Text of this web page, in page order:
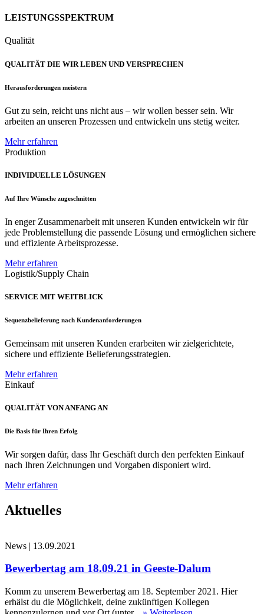
LEISTUNGSSPEKTRUM
Qualität
QUALITÄT DIE WIR LEBEN UND VERSPRECHEN
Herausforderungen meistern
Gut zu sein, reicht uns nicht aus – wir wollen besser sein. Wir
arbeiten an unseren Prozessen und entwickeln uns stetig weiter.
Mehr erfahren
Produktion
INDIVIDUELLE LÖSUNGEN
Auf Ihre Wünsche zugeschnitten
In enger Zusammenarbeit mit unseren Kunden entwickeln wir für
jede Problemstellung die passende Lösung und ermöglichen sichere
und effiziente Arbeitsprozesse.
Mehr erfahren
Logistik/Supply Chain
SERVICE MIT WEITBLICK
Sequenzbelieferung nach Kundenanforderungen
Gemeinsam mit unseren Kunden erarbeiten wir zielgerichtete,
sichere und effiziente Belieferungsstrategien.
Mehr erfahren
Einkauf
QUALITÄT VON ANFANG AN
Die Basis für Ihren Erfolg
Wir sorgen dafür, dass Ihr Geschäft durch den perfekten Einkauf
nach Ihren Zeichnungen und Vorgaben disponiert wird.
Mehr erfahren
Aktuelles
News | 13.09.2021
Bewerbertag am 18.09.21 in Geeste-Dalum
Komm zu unserem Bewerbertag am 18. September 2021. Hier
erhälst du die Möglichkeit, deine zukünftigen Kollegen